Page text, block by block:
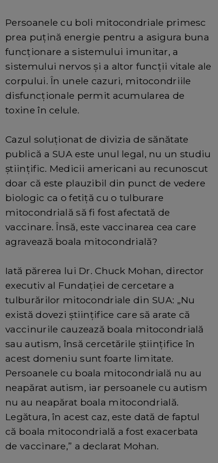
Persoanele cu boli mitocondriale primesc
prea puțină energie pentru a asigura buna
funcționare a sistemului imunitar, a
sistemului nervos și a altor funcții vitale ale
corpului. În unele cazuri, mitocondriile
disfuncționale permit acumularea de
toxine în celule.
Cazul soluționat de divizia de sănătate
publică a SUA este unul legal, nu un studiu
științific. Medicii americani au recunoscut
doar că este plauzibil din punct de vedere
biologic ca o fetiță cu o tulburare
mitocondrială să fi fost afectată de
vaccinare. Însă, este vaccinarea cea care
agravează boala mitocondrială?
Iată părerea lui Dr. Chuck Mohan, director
executiv al Fundației de cercetare a
tulburărilor mitocondriale din SUA: „Nu
există dovezi științifice care să arate că
vaccinurile cauzează boala mitocondrială
sau autism, însă cercetările științifice în
acest domeniu sunt foarte limitate.
Persoanele cu boala mitocondrială nu au
neapărat autism, iar persoanele cu autism
nu au neapărat boala mitocondrială.
Legătura, în acest caz, este dată de faptul
că boala mitocondrială a fost exacerbata
de vaccinare,” a declarat Mohan.